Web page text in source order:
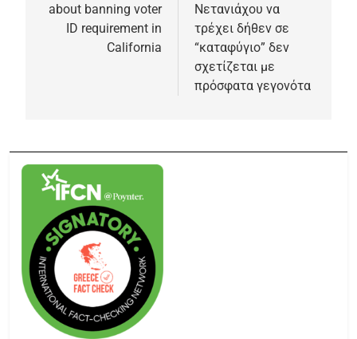
about banning voter
ID requirement in
California
Νετανιάχου να
τρέχει δήθεν σε
“καταφύγιο” δεν
σχετίζεται με
πρόσφατα γεγονότα